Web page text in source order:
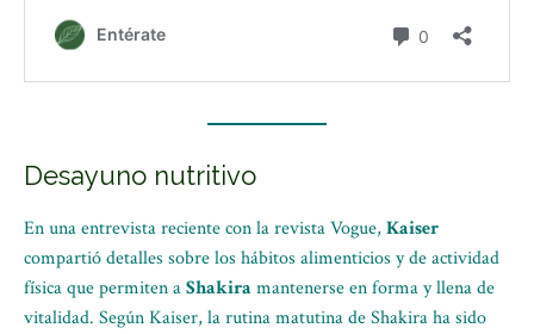
Desayuno nutritivo
En una entrevista reciente con la revista Vogue, Kaiser
compartió detalles sobre los hábitos alimenticios y de actividad
física que permiten aShakira mantenerse en forma y llena de
vitalidad. Según Kaiser, la rutina matutina de Shakira ha sido